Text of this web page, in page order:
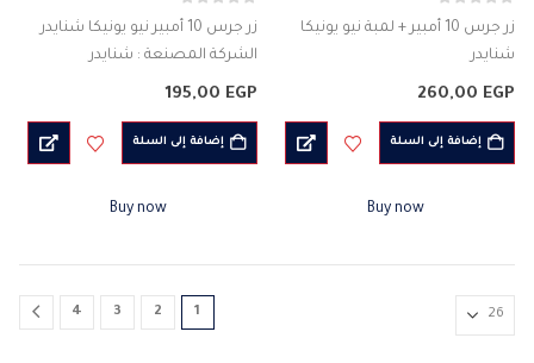
زر جرس 10 أمبير + لمبة نيو يونيكا
شنايدر
الشركة المصنعة : شنايدر
اللون : الابيض
جرس كهربائى بلمبة
260,00 EGP
إضافة إلى السلة
Buy now
زر جرس 10 أمبير نيو يونيكا شنايدر
الشركة المصنعة : شنايدر
اللون : الابيض
الجهد الكهربائى : 230 فولت
التردد : 50 / 60 Hz
195,00 EGP
إضافة إلى السلة
Buy now
1
2
3
4